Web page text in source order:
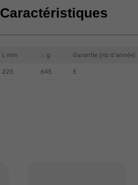
Caractéristiques
L mm g Garantie (nb d'année)
225 645 E